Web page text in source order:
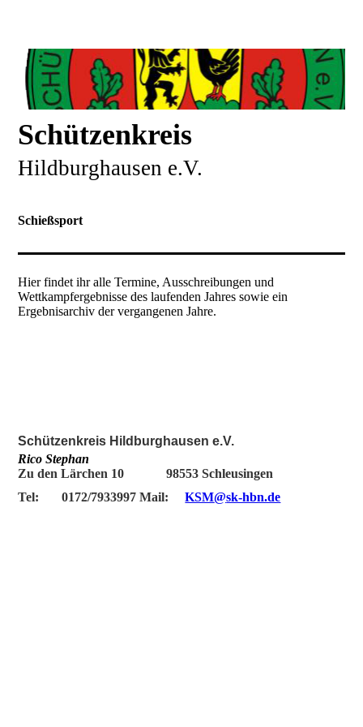
Schützenkreis
Hildburghausen e.V.
Schießsport
Hier findet ihr alle Termine, Ausschreibungen und
Wettkampfergebnisse des laufenden Jahres sowie ein
Ergebnisarchiv der vergangenen Jahre.
Schützenkreis Hildburghausen e.V.
Rico Stephan
Zu den Lärchen 10 98553 Schleusingen
Tel: 0172/7933997 Mail:KSM@sk-hbn.de